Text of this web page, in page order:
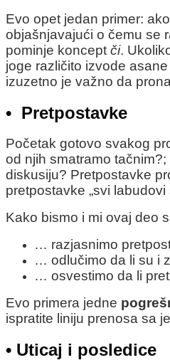
Evo opet jedan primer:
objašnjavajući o čemu se
pominje koncept či.
joge različito izvode
izuzetno je važno da
• Pretpostavke
Početak gotovo svakog
od njih smatramo
diskusiju? Pretpostavke
pretpostavke „svi
Kako bismo i mi ovaj deo
… razjasnimo
… odlučimo da li su i
… osvestimo da li
Evo primera jedne
ispratite liniju prenosa sa
• Uticaj i posledice